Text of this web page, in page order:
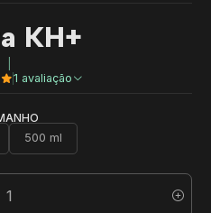
KH+
1 avaliação
500 ml